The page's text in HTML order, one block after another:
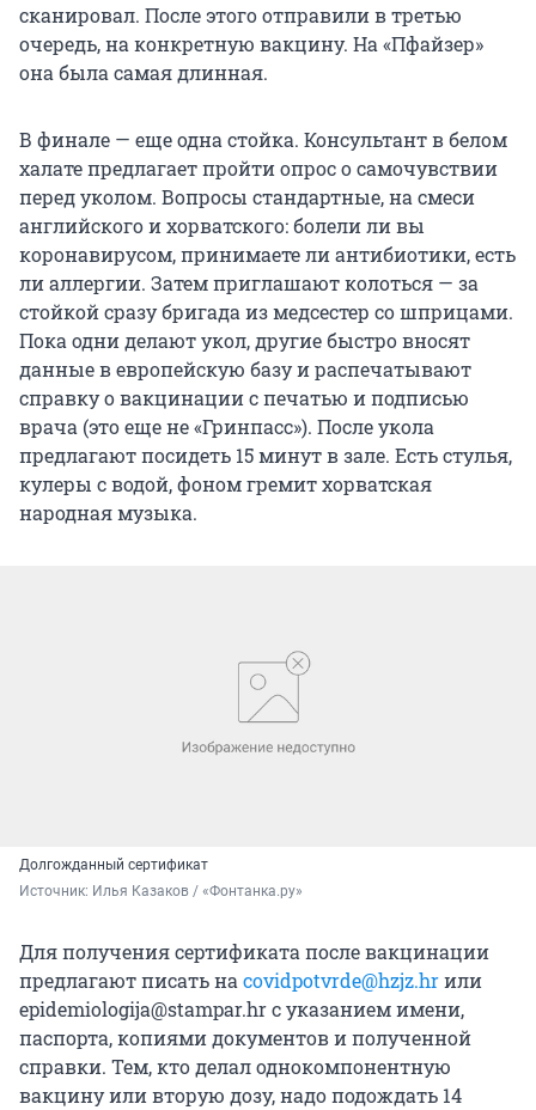
сканировал. После этого отправили в третью
очередь, на конкретную вакцину. На «Пфайзер»
она была самая длинная.
В финале — еще одна стойка. Консультант в белом
халате предлагает пройти опрос о самочувствии
перед уколом. Вопросы стандартные, на смеси
английского и хорватского: болели ли вы
коронавирусом, принимаете ли антибиотики, есть
ли аллергии. Затем приглашают колоться — за
стойкой сразу бригада из медсестер со шприцами.
Пока одни делают укол, другие быстро вносят
данные в европейскую базу и распечатывают
справку о вакцинации с печатью и подписью
врача (это еще не «Гринпасс»). После укола
предлагают посидеть 15 минут в зале. Есть стулья,
кулеры с водой, фоном гремит хорватская
народная музыка.
Долгожданный сертификат
Источник: Илья Казаков / «Фонтанка.ру»
Для получения сертификата после вакцинации
предлагают писать наcovidpotvrde@hzjz.hrили
epidemiologija@stampar.hr с указанием имени,
паспорта, копиями документов и полученной
справки. Тем, кто делал однокомпонентную
вакцину или вторую дозу, надо подождать 14